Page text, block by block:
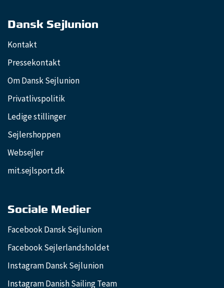
Dansk Sejlunion
Kontakt
Pressekontakt
Om Dansk Sejlunion
Privatlivspolitik
Ledige stillinger
Sejlershoppen
Websejler
mit.sejlsport.dk
Sociale Medier
Facebook Dansk Sejlunion
Facebook Sejlerlandsholdet
Instagram Dansk Sejlunion
Instagram Danish Sailing Team